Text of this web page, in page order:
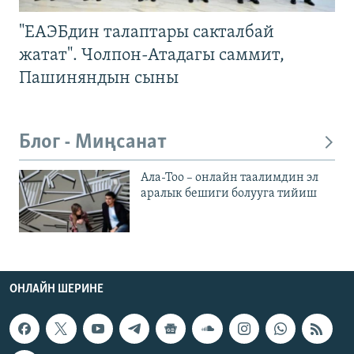
"ЕАЭБдин талаптары сакталбай
жатат". Чолпон-Атадагы саммит,
Пашиняндын сыны
Блог - Миңсанат
Ала-Тоо – онлайн таалимдин эл
аралык бешиги болууга тийиш
ОНЛАЙН ШЕРИНЕ